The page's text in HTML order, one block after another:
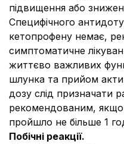
підвищення або
Специфічного
кетопрофену немає,
симптоматичне
життєво важливих
шлунка та прийом
дозу слід призначати
рекомендованим,
пройшло не більше 1
Побічні реакції.